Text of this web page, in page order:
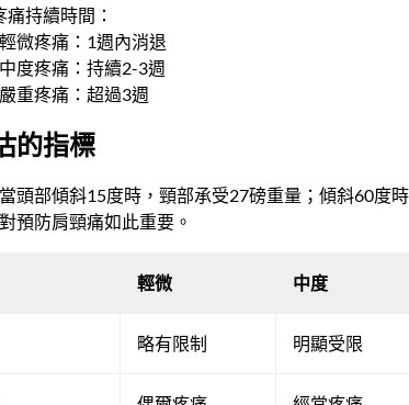
痛持續時間：
輕微疼痛：1週內消退
中度疼痛：持續2-3週
嚴重疼痛：超過3週
的指標
頭部傾斜15度時，頸部承受27磅重量；傾斜60度
預防肩頸痛如此重要。
輕微 中度
略有限制 明顯受限